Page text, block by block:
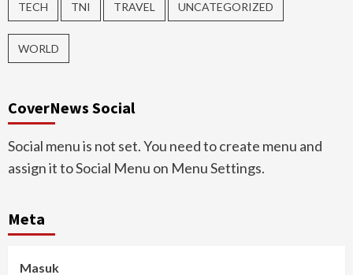
TECH TNI TRAVEL UNCATEGORIZED
WORLD
CoverNews Social
Social menu is not set. You need to create menu and
assign it to Social Menu on Menu Settings.
Meta
Masuk